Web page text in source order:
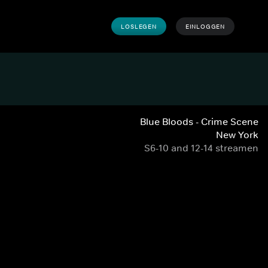
LOSLEGEN EINLOGGEN
Blue Bloods - Crime Scene
New York
S6-10 and 12-14 streamen